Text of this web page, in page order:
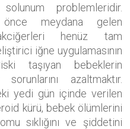
problemleridir.
meydana gelen
henüz tam
iğne uygulamasının
taşıyan bebeklerin
azaltmaktır.
yedi gün içinde verilen
kürü, bebek ölümlerini
sıklığını ve şiddetini